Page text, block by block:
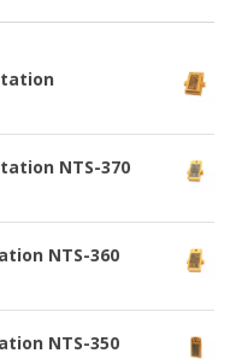
NTS-370
NTS-360
NTS-350